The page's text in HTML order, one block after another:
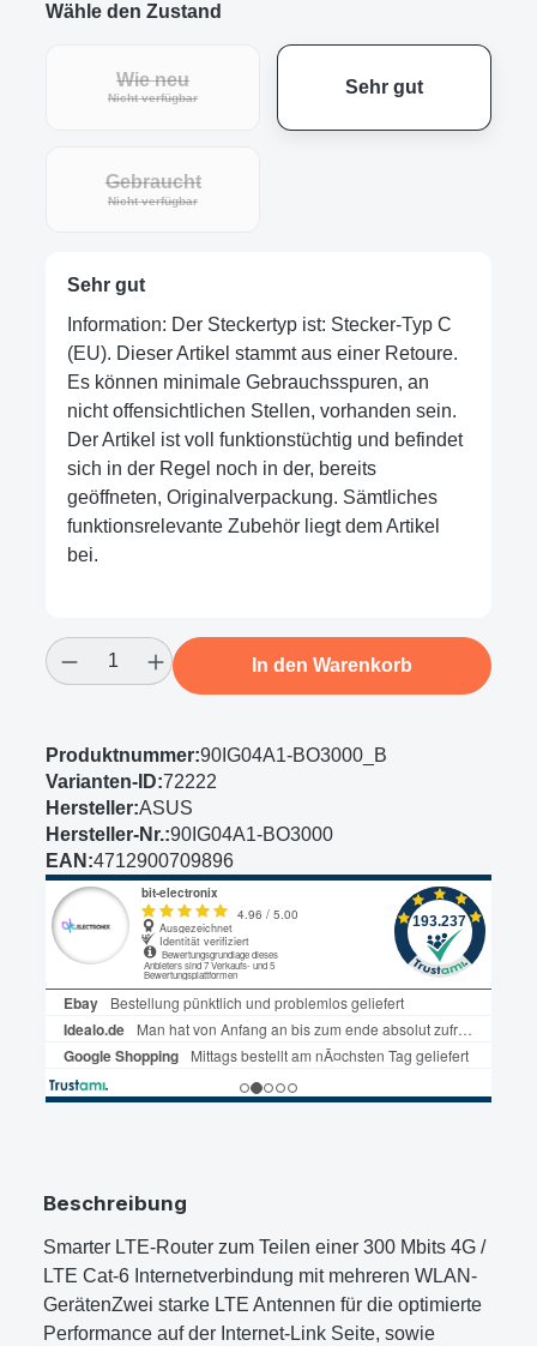
Wähle den Zustand
Wie neu
Nicht verfügbar
Sehr gut
Gebraucht
Nicht verfügbar
Sehr gut
Information: Der Steckertyp ist: Stecker-Typ C
(EU). Dieser Artikel stammt aus einer Retoure.
Es können minimale Gebrauchsspuren, an
nicht offensichtlichen Stellen, vorhanden sein.
Der Artikel ist voll funktionstüchtig und befindet
sich in der Regel noch in der, bereits
geöffneten, Originalverpackung. Sämtliches
funktionsrelevante Zubehör liegt dem Artikel
bei.
Produkt Anzahl: Gib den gewünschten
In den Warenkorb
Produktnummer:90IG04A1-BO3000_B
Varianten-ID:72222
Hersteller:ASUS
Hersteller-Nr.:90IG04A1-BO3000
EAN:4712900709896
Beschreibung
Smarter LTE-Router zum Teilen einer 300 Mbits 4G /
LTE Cat-6 Internetverbindung mit mehreren WLAN-
GerätenZwei starke LTE Antennen für die optimierte
Performance auf der Internet-Link Seite, sowie